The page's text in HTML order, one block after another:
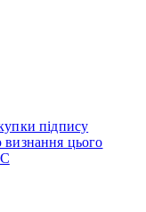
підпису
визнання цього